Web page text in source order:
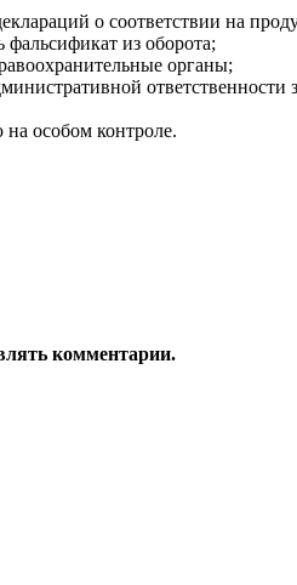
о соответствии на
фальсификат из оборота;
органы;
особом контроле.
комментарии.